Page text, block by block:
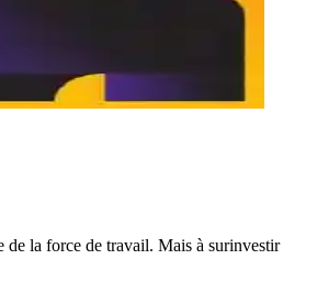
de la force de travail. Mais à surinvestir